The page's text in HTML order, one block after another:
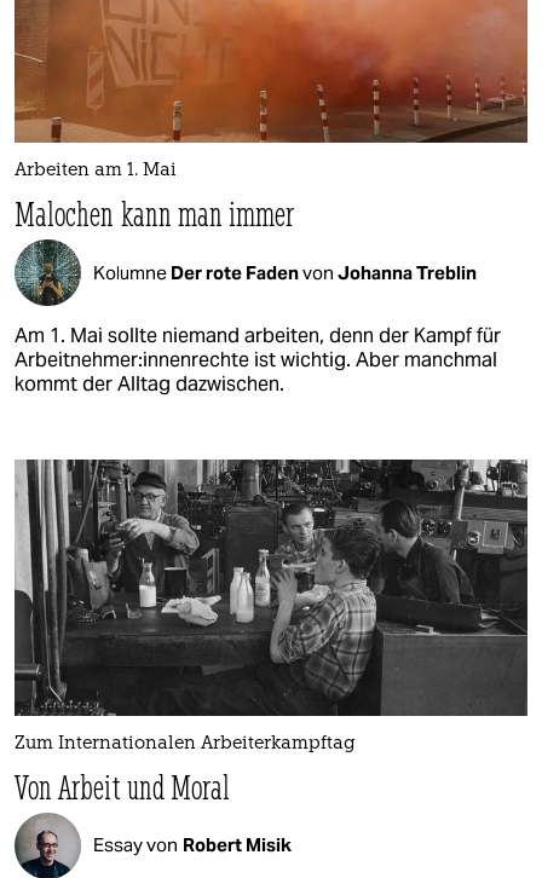
Arbeiten am 1. Mai
Malochen kann man immer
Kolumne Der rote Fadenvon Johanna Treblin
Am 1. Mai sollte niemand arbeiten, denn der Kampf für
Ar­beit­neh­me­r:in­nen­rech­te ist wichtig. Aber manchmal
kommt der Alltag dazwischen.
Zum Internationalen Arbeiterkampftag
Von Arbeit und Moral
Essay von Robert Misik